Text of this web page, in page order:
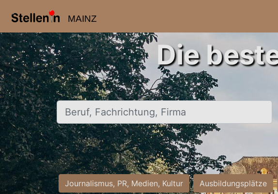
MAINZ
Die
Beruf, Fachrichtung, Firma
Journalismus, PR, Medien, Kultur Ausbildungsplätze